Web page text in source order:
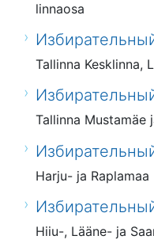
linnaosa
Tallinna Kesklinna,
Tallinna Mustamäe
Harju- ja Raplamaa
Hiiu-, Lääne- ja